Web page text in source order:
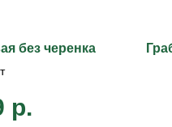
без черенка
р.